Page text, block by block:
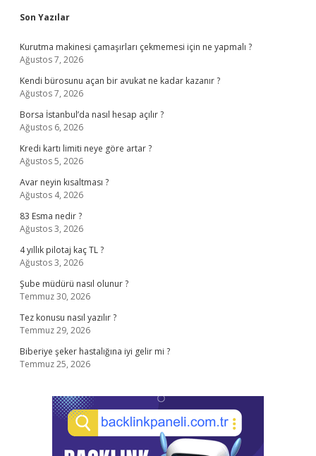
Sidebar
Son Yazılar
Kurutma makinesi çamaşırları çekmemesi için ne yapmalı ?
Ağustos 7, 2026
Kendi bürosunu açan bir avukat ne kadar kazanır ?
Ağustos 7, 2026
Borsa İstanbul’da nasıl hesap açılır ?
Ağustos 6, 2026
Kredi kartı limiti neye göre artar ?
Ağustos 5, 2026
Avar neyin kısaltması ?
Ağustos 4, 2026
83 Esma nedir ?
Ağustos 3, 2026
4 yıllık pilotaj kaç TL ?
Ağustos 3, 2026
Şube müdürü nasıl olunur ?
Temmuz 30, 2026
Tez konusu nasıl yazılır ?
Temmuz 29, 2026
Biberiye şeker hastalığına iyi gelir mi ?
Temmuz 25, 2026